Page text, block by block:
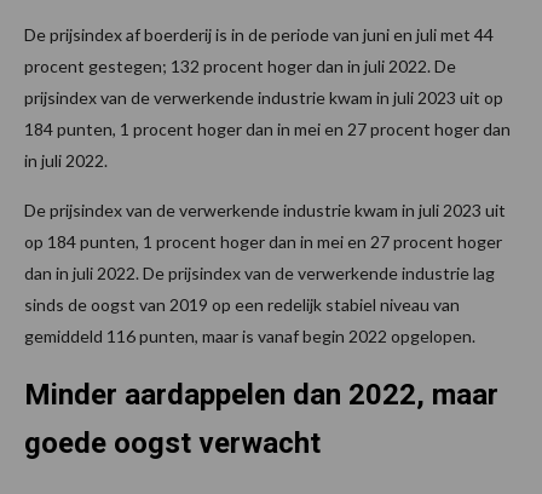
De prijsindex af boerderij is in de periode van juni en juli met 44
procent gestegen; 132 procent hoger dan in juli 2022. De
prijsindex van de verwerkende industrie kwam in juli 2023 uit op
184 punten, 1 procent hoger dan in mei en 27 procent hoger dan
in juli 2022.
De prijsindex van de verwerkende industrie kwam in juli 2023 uit
op 184 punten, 1 procent hoger dan in mei en 27 procent hoger
dan in juli 2022. De prijsindex van de verwerkende industrie lag
sinds de oogst van 2019 op een redelijk stabiel niveau van
gemiddeld 116 punten, maar is vanaf begin 2022 opgelopen.
Minder aardappelen dan 2022, maar
goede oogst verwacht